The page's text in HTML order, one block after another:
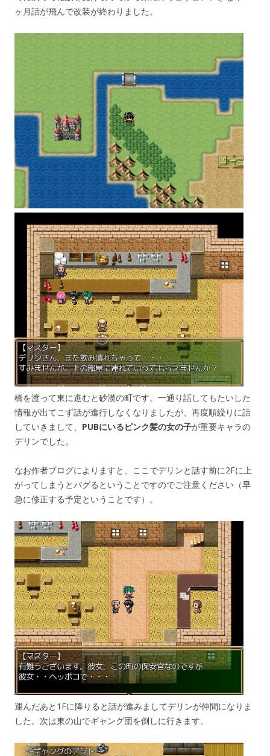
ヶ月話が飛んで改装が終わりました。
橋を渡って東に進むと砂漠の町です。一通り話してもたいした
情報が出てこず話が進行しなくなりましたが、再度順繰りに話
していきまして、 PUBにいるピンク髪の女の子が重要キャラの
デリンでした。
なお作者ブログによりますと、ここでデリンと話す前に2Fに上
がってしまうとバグるということですのでご注意ください（早
急に修正する予定ということです）。
運んだあと1Fに降りると話が進みましてデリンが仲間になりま
した。次は東の山でギャング団を倒しに行きます。